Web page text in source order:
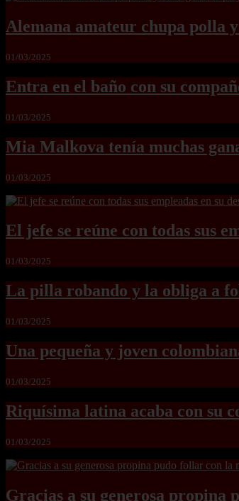
Alemana amateur chupa polla
01/03/2025
Entra en el baño con su
01/03/2025
Mia Malkova tenía muchas
01/03/2025
El jefe se reúne con todas sus
01/03/2025
La pilla robando y la obliga a
01/03/2025
Una pequeña y joven
01/03/2025
Riquísima latina acaba con su
01/03/2025
Gracias a su generosa propina